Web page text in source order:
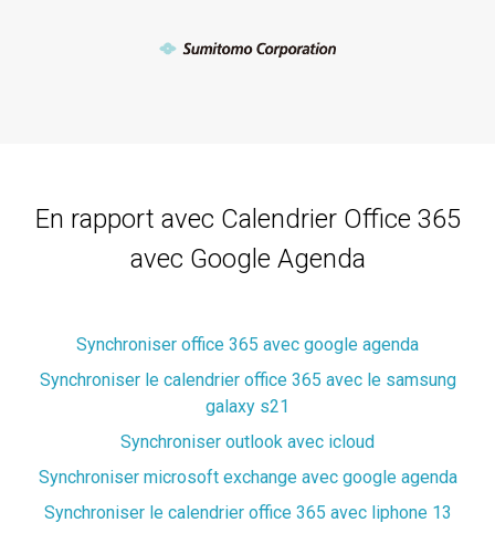
En rapport avec Calendrier Office 365
avec Google Agenda
Synchroniser office 365 avec google agenda
Synchroniser le calendrier office 365 avec le samsung
galaxy s21
Synchroniser outlook avec icloud
Synchroniser microsoft exchange avec google agenda
Synchroniser le calendrier office 365 avec liphone 13